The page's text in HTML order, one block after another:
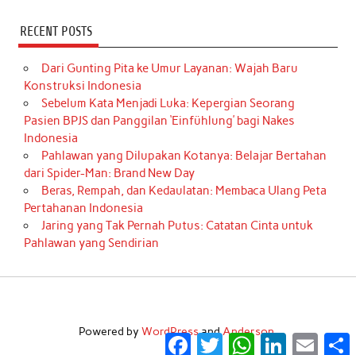
RECENT POSTS
Dari Gunting Pita ke Umur Layanan: Wajah Baru
Konstruksi Indonesia
Sebelum Kata Menjadi Luka: Kepergian Seorang
Pasien BPJS dan Panggilan ‘Einfühlung’ bagi Nakes
Indonesia
Pahlawan yang Dilupakan Kotanya: Belajar Bertahan
dari Spider-Man: Brand New Day
Beras, Rempah, dan Kedaulatan: Membaca Ulang Peta
Pertahanan Indonesia
Jaring yang Tak Pernah Putus: Catatan Cinta untuk
Pahlawan yang Sendirian
Powered by WordPressandAnderson.
Facebook
TwitterWhatsApp
LinkedInEmail